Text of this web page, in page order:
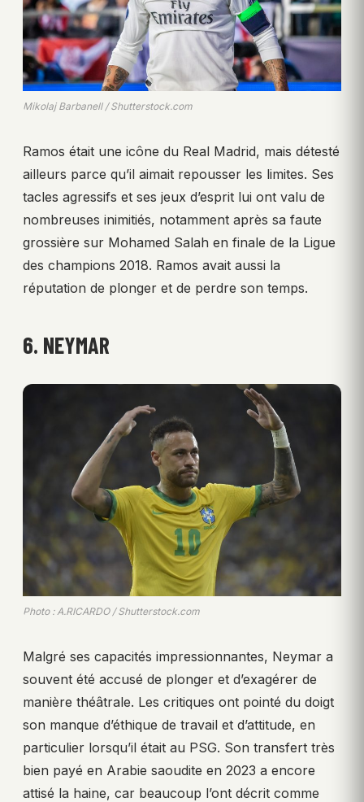
Mikolaj Barbanell / Shutterstock.com
Ramos était une icône du Real Madrid, mais détesté
ailleurs parce qu’il aimait repousser les limites. Ses
tacles agressifs et ses jeux d’esprit lui ont valu de
nombreuses inimitiés, notamment après sa faute
grossière sur Mohamed Salah en finale de la Ligue
des champions 2018. Ramos avait aussi la
réputation de plonger et de perdre son temps.
6. NEYMAR
Photo : A.RICARDO / Shutterstock.com
Malgré ses capacités impressionnantes, Neymar a
souvent été accusé de plonger et d’exagérer de
manière théâtrale. Les critiques ont pointé du doigt
son manque d’éthique de travail et d’attitude, en
particulier lorsqu’il était au PSG. Son transfert très
bien payé en Arabie saoudite en 2023 a encore
attisé la haine, car beaucoup l’ont décrit comme